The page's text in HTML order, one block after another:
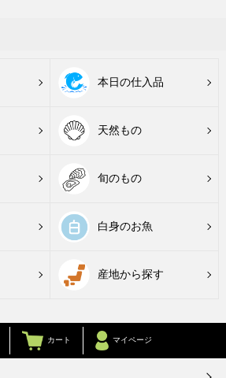
本日の仕入品
天然もの
旬のもの
白身のお魚
産地から探す
カート マイページ